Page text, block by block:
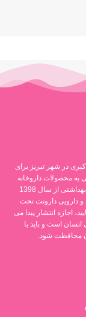
در شهر تبریز برای
محصولات داروخانه
ای، مکمل‌های تغذیه‌ای، فرآورده‌های سلامت‌محور و اقلام بهداشتی از سال 1398
دارویی دارونت تحت
اجازه انتشار پیدا می
انسان است و باید با
محافظت شود.